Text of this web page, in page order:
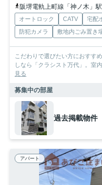
阪堺電軌上町線「神ノ木」
オートロック CATV 宅配
防犯カメラ
敷地内ごみ置き
こだわりで選びたい方におすす
しなら「クラシスト万代」。室
見る
募集中の部屋
過去掲載物件
アパート